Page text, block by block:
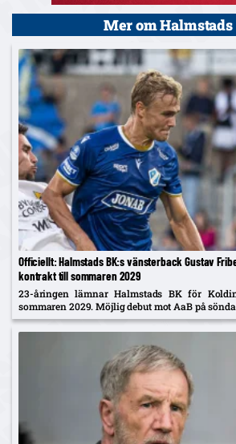
Mer om Halmstads
Officiellt: Halmstads BK:s vänsterback Gustav
kontrakt till sommaren 2029
23-åringen lämnar Halmstads BK för
sommaren 2029. Möjlig debut mot AaB på